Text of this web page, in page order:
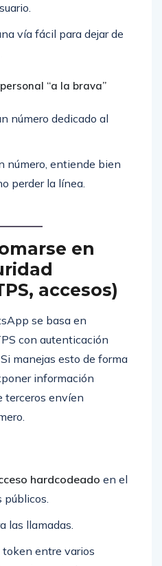
vía fácil para dejar de
“a la brava”
número dedicado al
número, entiende bien
perder la línea.
en
accesos)
se basa en
con autenticación
manejas esto de forma
información
terceros envíen
hardcodeado en el
públicos.
las llamadas.
entre varios